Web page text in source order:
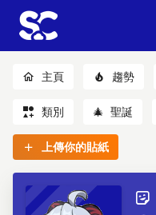
主頁 趨勢
類別 🎄 聖誕
上傳你的貼紙